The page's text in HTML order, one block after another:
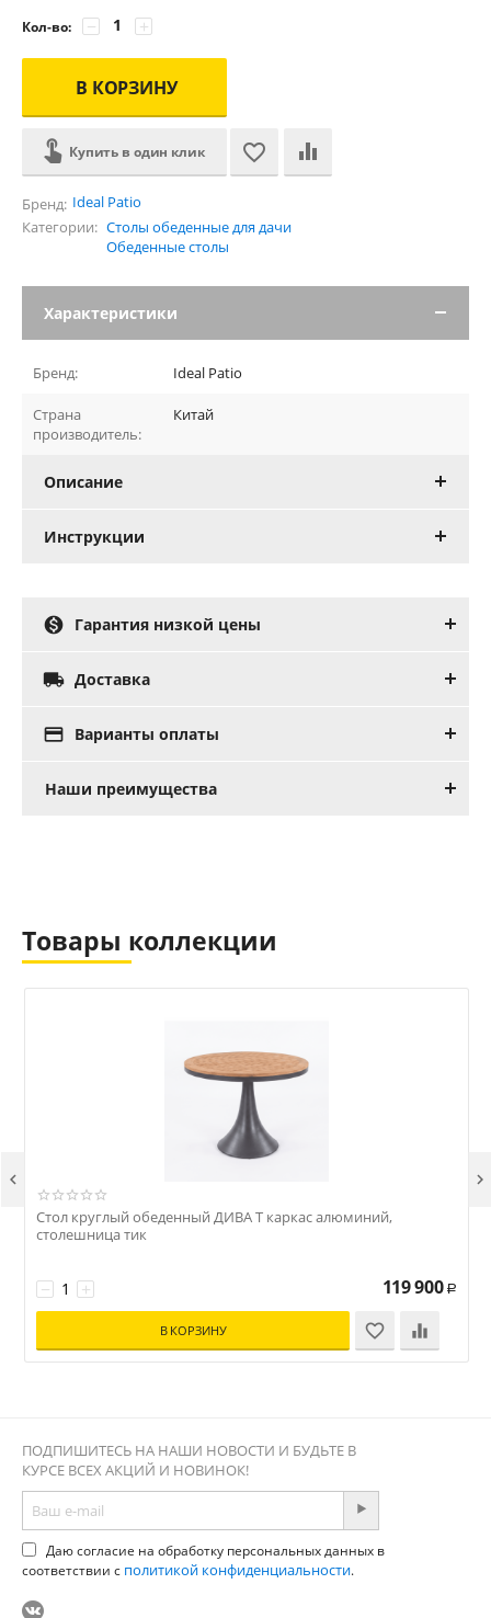
Кол-во: +
−
В КОРЗИНУ
Купить в один клик
Бренд: Ideal Patio
Категории: Столы обеденные для дачи
Обеденные столы
Характеристики
Бренд: Ideal Patio
Страна
производитель:
Китай
Описание
Инструкции
 Гарантия низкой цены
 Доставка
 Варианты оплаты
Наши преимущества
Товары коллекции
Стол круглый обеденный ДИВА Т каркас алюминий,
столешница тик
+
− 119 900 Р
В КОРЗИНУ
 
ПОДПИШИТЕСЬ НА НАШИ НОВОСТИ И БУДЬТЕ В
КУРСЕ ВСЕХ АКЦИЙ И НОВИНОК!
Даю согласие на обработку персональных данных в
соответствии с политикой конфиденциальности.